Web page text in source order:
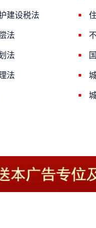
建设税法
法
法
法